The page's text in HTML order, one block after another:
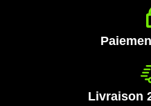
Livraison